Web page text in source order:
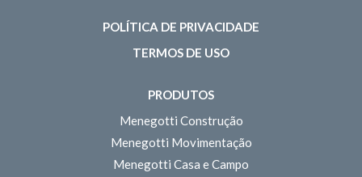
POLÍTICA DE PRIVACIDADE
TERMOS DE USO
PRODUTOS
Menegotti Construção
Menegotti Movimentação
Menegotti Casa e Campo